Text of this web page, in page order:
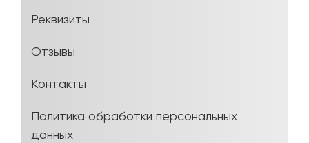
Реквизиты
Отзывы
Контакты
Политика обработки персональных
данных